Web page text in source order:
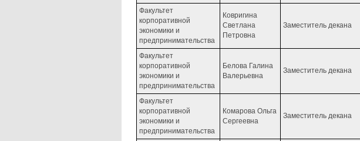
Факультет
корпоративной
экономики и
предпринимательства
Ковригина
Светлана
Петровна
Заместитель декана
Факультет
корпоративной
экономики и
предпринимательства
Белова Галина
Валерьевна
Заместитель декана
Факультет
корпоративной
экономики и
предпринимательства
Комарова Ольга
Сергеевна
Заместитель декана